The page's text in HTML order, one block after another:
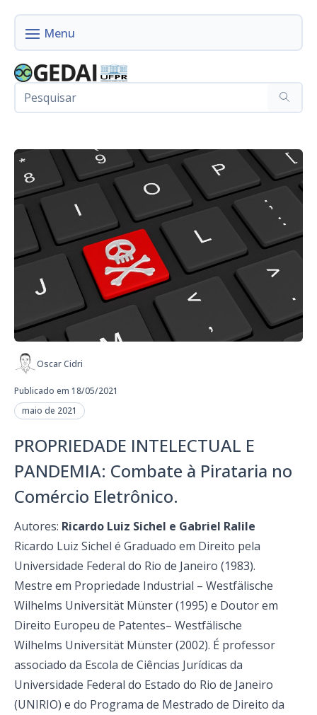
Oscar Cidri
Publicado em 18/05/2021
maio de 2021
PROPRIEDADE INTELECTUAL E
PANDEMIA: Combate à Pirataria no
Comércio Eletrônico.
Autores: Ricardo Luiz Sichel e Gabriel Ralile
Ricardo Luiz Sichel é Graduado em Direito pela
Universidade Federal do Rio de Janeiro (1983).
Mestre em Propriedade Industrial – Westfälische
Wilhelms Universität Münster (1995) e Doutor em
Direito Europeu de Patentes– Westfälische
Wilhelms Universität Münster (2002). É professor
associado da Escola de Ciências Jurídicas da
Universidade Federal do Estado do Rio de Janeiro
(UNIRIO) e do Programa de Mestrado de Direito da